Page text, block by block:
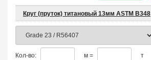
Круг (пруток) титановый 13мм ASTM B348
Кол-во: м = т